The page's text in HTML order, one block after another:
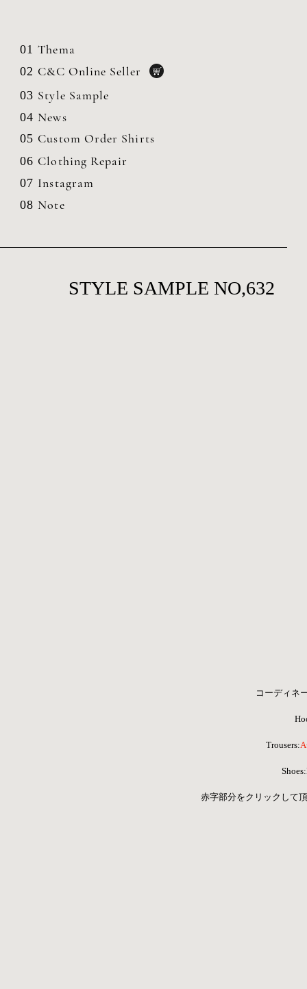
01 Thema
02 C&C Online Seller
03 Style Sample
04 News
05 Custom Order Shirts
06 Clothing Repair
07 Instagram
08 Note
STYLE SAMPLE NO,632
コーディネ
Trousers:
赤字部分をクリックして